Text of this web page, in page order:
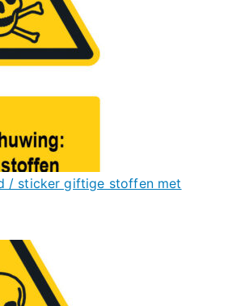
/ sticker giftige stoffen met